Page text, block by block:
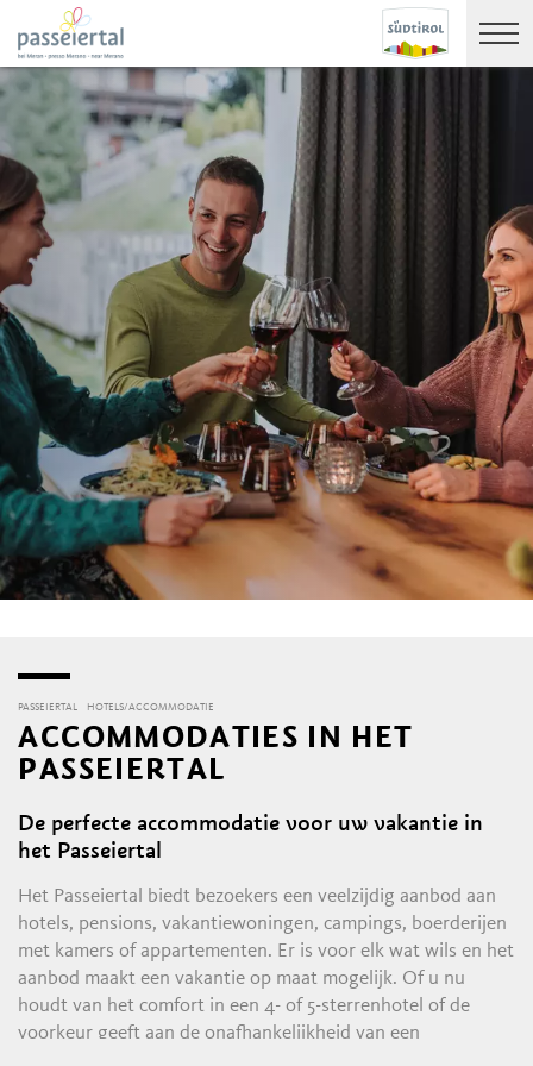
PASSEIERTAL HOTELS/ACCOMMODATIE
ACCOMMODATIES IN HET
PASSEIERTAL
De perfecte accommodatie voor uw vakantie in
het Passeiertal
Het Passeiertal biedt bezoekers een veelzijdig aanbod aan
hotels, pensions, vakantiewoningen, campings, boerderijen
met kamers of appartementen. Er is voor elk wat wils en het
aanbod maakt een vakantie op maat mogelijk. Of u nu
houdt van het comfort in een 4- of 5-sterrenhotel of de
voorkeur geeft aan de onafhankelijkheid van een